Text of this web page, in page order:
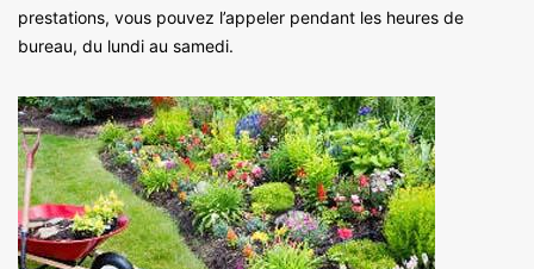
prestations, vous pouvez l’appeler pendant les heures de
bureau, du lundi au samedi.